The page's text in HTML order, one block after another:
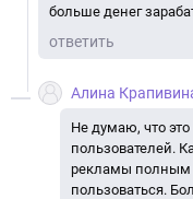
больше денег
ответить
Алина
Не думаю, что это
пользователей.
рекламы полным
пользоваться.